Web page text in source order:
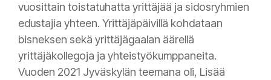
vuosittain toistatuhatta yrittäjää ja sidosryhmien
edustajia yhteen. Yrittäjäpäivillä kohdataan
bisneksen sekä yrittäjägaalan äärellä
yrittäjäkollegoja ja yhteistyökumppaneita.
Vuoden 2021 Jyväskylän teemana oli, Lisää